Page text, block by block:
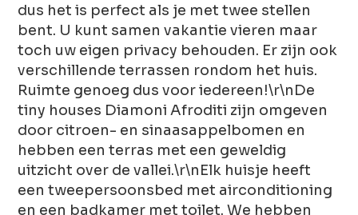
dus het is perfect als je met twee stellen
bent. U kunt samen vakantie vieren maar
toch uw eigen privacy behouden. Er zijn ook
verschillende terrassen rondom het huis.
Ruimte genoeg dus voor iedereen!\r\nDe
tiny houses Diamoni Afroditi zijn omgeven
door citroen- en sinaasappelbomen en
hebben een terras met een geweldig
uitzicht over de vallei.\r\nElk huisje heeft
een tweepersoonsbed met airconditioning
en een badkamer met toilet. We hebben